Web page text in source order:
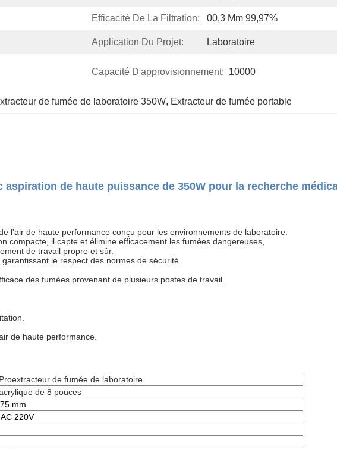
Efficacité De La Filtration: 00,3 Μm 99,97%
Application Du Projet: Laboratoire
Capacité D'approvisionnement: 10000
de fumée de laboratoire 350W, Extracteur de fumée portable
aspiration de haute puissance de 350W pour la recherche
l'air de haute performance conçu pour les environnements de laboratoire.
compacte, il capte et élimine efficacement les fumées dangereuses,
de travail propre et sûr.
le respect des normes de sécurité.
des fumées provenant de plusieurs postes de travail.
de haute performance.
extracteur de fumée de laboratoire
de 8 pouces
mm
220V